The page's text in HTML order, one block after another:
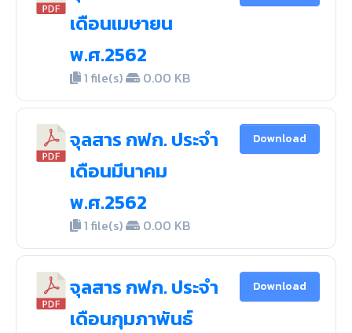
เดือนเมษายน
พ.ศ.2562
1 file(s) 0.00 KB
จุลสาร กฟก. ประจำ
เดือนมีนาคม
พ.ศ.2562
1 file(s) 0.00 KB
Download
จุลสาร กฟก. ประจำ
เดือนกุมภาพันธ์
Download